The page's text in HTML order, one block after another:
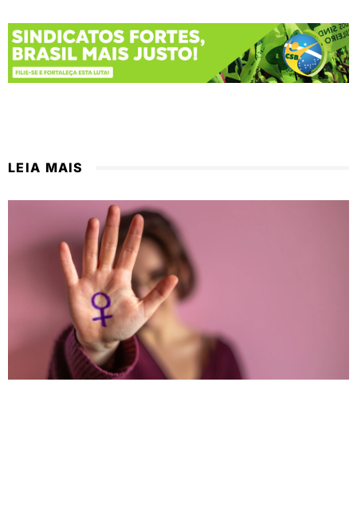
LEIA MAIS